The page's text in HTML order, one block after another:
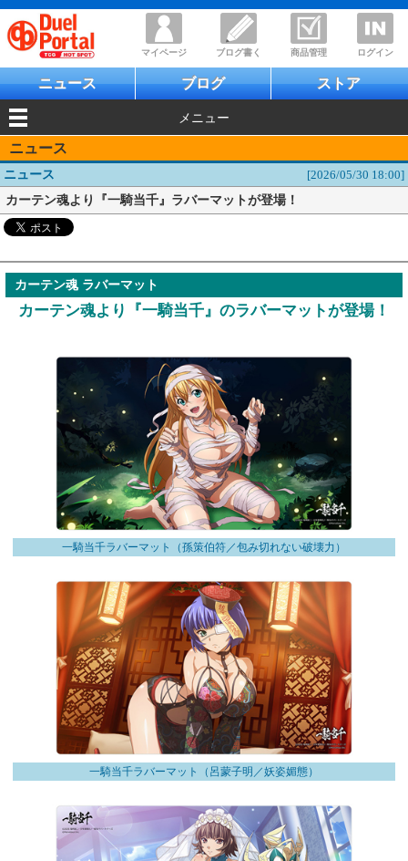
マイページ ブログ書く 商品管理 ログイン
ニュース ブログ ストア
メニュー
ニュース
ニュース
[2026/05/30 18:00]
カーテン魂より『一騎当千』ラバーマットが登場！
カーテン魂 ラバーマット
カーテン魂より『一騎当千』のラバーマットが登場！
一騎当千ラバーマット（孫策伯符／包み切れない破壊力）
一騎当千ラバーマット（呂蒙子明／妖姿媚態）